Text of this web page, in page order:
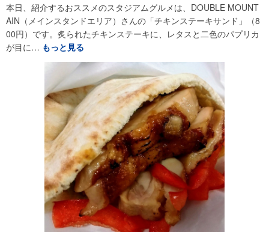
本日、紹介するおススメのスタジアムグルメは、DOUBLE MOUNT
AIN（メインスタンドエリア）さんの「チキンステーキサンド」（8
00円）です。炙られたチキンステーキに、レタスと二色のパプリカ
が目に… もっと見る